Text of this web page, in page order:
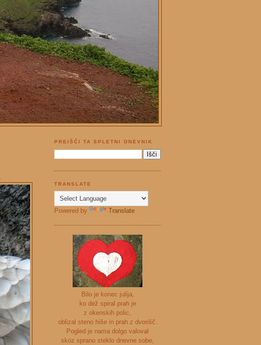
PREIŠČI TA SPLETNI DNEVNIK
TRANSLATE
Powered by Translate
Bilo je konec julija,
ko dež spiral prah je
z okenskih polic,
oblizal steno hiše in prah z dvorišč.
Pogled je nama dolgo valoval
skoz sprano steklo dnevne sobe,